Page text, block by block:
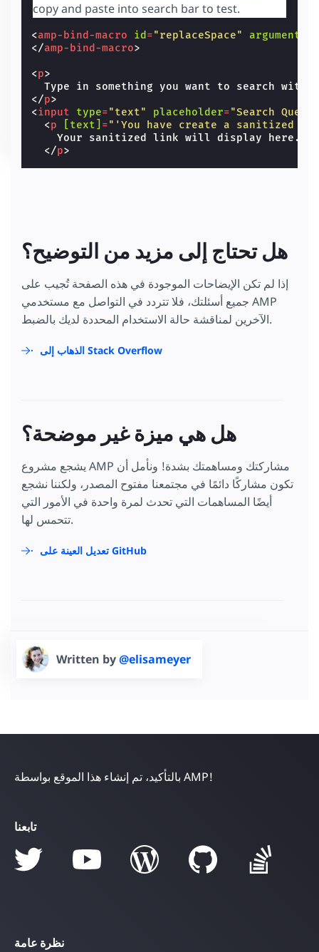
copy and paste into search bar to test.
<amp-bind-macro id ="replaceSpace" arguments
</amp-bind-macro>
<p>
</p>
<input type="text" placeholder="Search
<p [text] ="'You have create a sanitized
Your sanitized link will display here.
</p>
هل تحتاج إلى مزيد من التوضيح؟
إذا لم تكن الإيضاحات الموجودة في هذه الصفحة تُجيب على
جميع أسئلتك، فلا تتردد في التواصل مع مستخدمي AMP
الآخرين لمناقشة حالة الاستخدام المحددة لديك بالضبط.
الذهاب إلى Stack Overflow
هل هي ميزة غير موضحة؟
يشجع مشروع AMP مشاركتك ومساهمتك بشدة! ونأمل أن
تكون مشاركًا دائمًا في مجتمعنا مفتوح المصدر، ولكننا نشجع
أيضًا المساهمات التي تحدث لمرة واحدة في الأمور التي
تتحمس لها.
تعديل العينة على GitHub
Written by@elisameyer
بالتأكيد، تم إنشاء هذا الموقع بواسطة AMP!
تابعنا
نظرة عامة